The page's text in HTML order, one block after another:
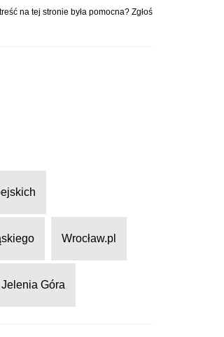
na tej stronie była pomocna? Zgłoś
Wrocław.pl
Góra